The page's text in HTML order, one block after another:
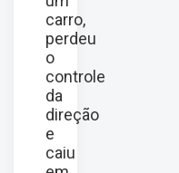
carro,
perdeu
o
controle
da
direção
e
caiu